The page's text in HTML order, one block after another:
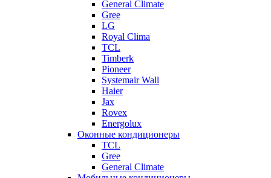
General Climate
Gree
LG
Royal Clima
TCL
Timberk
Pioneer
Systemair Wall
Haier
Jax
Rovex
Energolux
Оконные кондиционеры
TCL
Gree
General Climate